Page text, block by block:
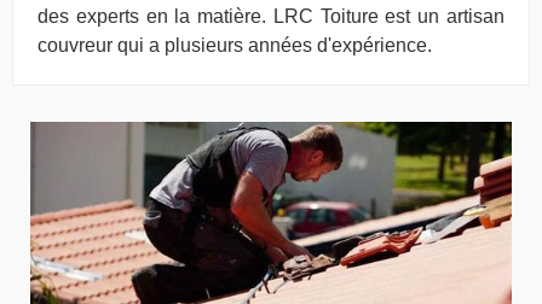
des experts en la matière. LRC Toiture est un artisan
couvreur qui a plusieurs années d'expérience.